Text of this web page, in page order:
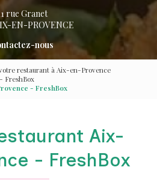
rue Granet
EN-PROVENCE
nous
restaurant à Aix-en-Provence
FreshBox
- FreshBox
Aix-
- FreshBox